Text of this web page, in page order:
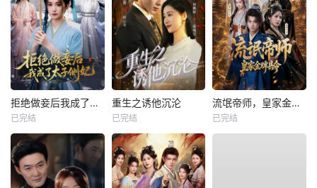
拒绝做妾后我成了太子侧妃
已完结
重生之诱他沉沦
已完结
流氓帝师，皇家金牌县令
已完结